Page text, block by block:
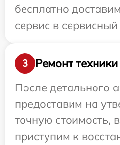
бесплатно
сервис в
3
Ремонт техники
После детального
предоставим на
точную стоимость,
приступим к